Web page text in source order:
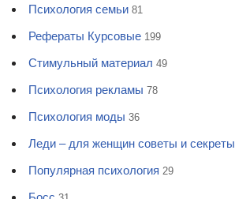
Психология семьи 81
Рефераты Курсовые 199
Стимульный материал 49
Психология рекламы 78
Психология моды 36
Леди – для женщин советы и секреты
Популярная психология 29